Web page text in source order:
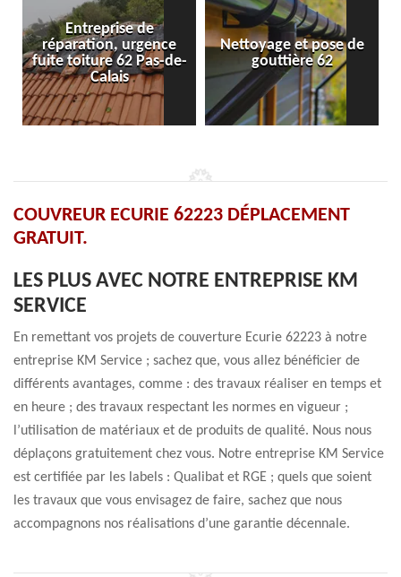
de
urgence
62 Pas-de-
Nettoyage et pose de
gouttière 62
Pose et
COUVREUR ECURIE 62223 DÉPLACEMENT
GRATUIT.
LES PLUS AVEC NOTRE ENTREPRISE KM
SERVICE
En remettant vos projets de couverture Ecurie 62223 à notre
entreprise KM Service ; sachez que, vous allez bénéficier de
différents avantages, comme : des travaux réaliser en temps et
en heure ; des travaux respectant les normes en vigueur ;
l’utilisation de matériaux et de produits de qualité. Nous nous
déplaçons gratuitement chez vous. Notre entreprise KM Service
est certifiée par les labels : Qualibat et RGE ; quels que soient
les travaux que vous envisagez de faire, sachez que nous
accompagnons nos réalisations d’une garantie décennale.